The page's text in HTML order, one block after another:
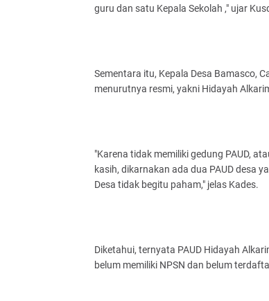
guru dan satu Kepala Sekolah ," ujar
Sementara itu, Kepala Desa Bamasco,
menurutnya resmi, yakni Hidayah
"Karena tidak memiliki gedung PAUD,
kasih, dikarnakan ada dua PAUD desa
Desa tidak begitu paham," jelas Kades.
Diketahui, ternyata PAUD Hidayah
belum memiliki NPSN dan belum